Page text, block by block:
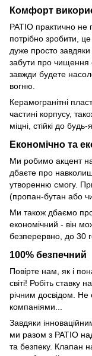
Комфорт
PATIO практично
потрібно зробити,
дуже просто
забути про чищення
завжди будете
вогню.
Керамогранітні
частині корпусу,
міцні, стійкі до
Економічно та
Ми робимо акцент на
дбаєте про
утворенню смогу.
(пропан-бутан або
Ми також дбаємо
економічний - він
безперервно, до 30
100% безпечний
Повірте нам, як і
світі! Робіть ставку
річним досвідом.
компаніями...
Завдяки
ми разом з PATIO
та безпеку. Клапан